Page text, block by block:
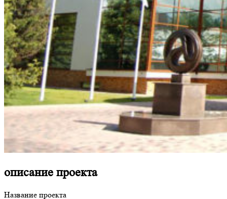
описание проекта
Название проекта